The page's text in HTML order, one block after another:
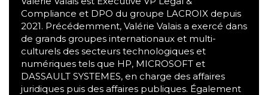
Compliance et DPO du groupe LACROIX depuis
2021. Précédemment, Valérie Valais a exercé dans
de grands groupes internationaux et multi-
culturels des secteurs technologiques et
numériques tels que HP, MICROSOFT et
DASSAULT SYSTEMES, en charge des affaires
juridiques puis des affaires publiques. Également